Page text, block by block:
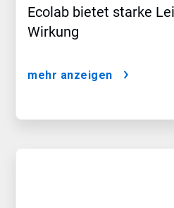
Ecolab bietet starke
Wirkung
mehr anzeigen